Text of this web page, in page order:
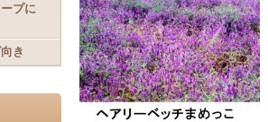
プに
き